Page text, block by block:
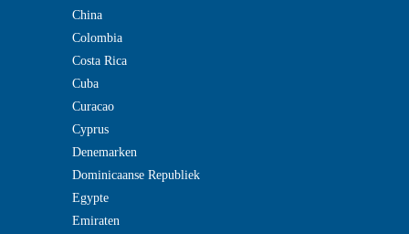
China
Colombia
Costa Rica
Cuba
Curacao
Cyprus
Denemarken
Dominicaanse Republiek
Egypte
Emiraten